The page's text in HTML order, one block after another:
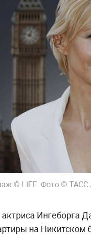
© LIFE. Фото © ТАСС
Ингеборга
на Никитском